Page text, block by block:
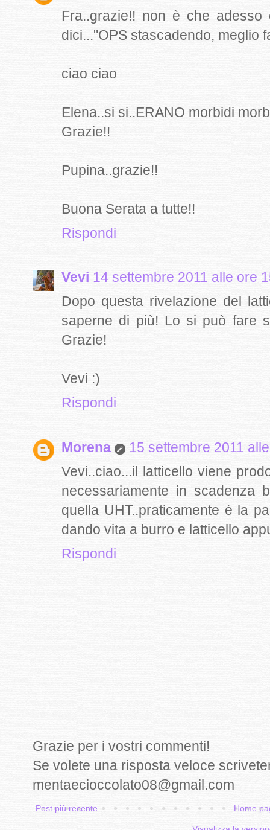
Fra..grazie!! non è che
dici..."OPS stascadendo, meglio
ciao ciao
Elena..si si..ERANO morbidi
Grazie!!
Pupina..grazie!!
Buona Serata a tutte!!
Rispondi
Vevi 14 settembre 2011 alle ore
Dopo questa rivelazione del
saperne di più! Lo si può fare
Grazie!
Vevi :)
Rispondi
Morena
15 settembre 2011
Vevi..ciao...il latticello viene
necessariamente in
quella UHT..praticamente è la
dando vita a burro e latticello
Rispondi
Grazie per i vostri commenti!
Se volete una risposta veloce
mentaecioccolato08@gmail.com
Post più recente Home